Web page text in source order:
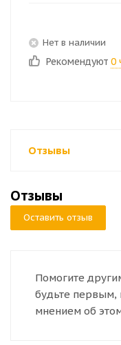
Нет в наличии
Рекомендуют 0
Отзывы
Отзывы
Оставить отзыв
Помогите
будьте первым,
мнением об